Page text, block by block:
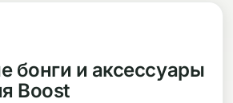
бонги и аксессуары
Boost